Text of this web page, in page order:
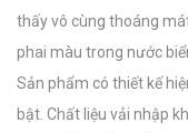
thấy vô cùng thoáng
phai màu trong nước
Sản phẩm có thiết kế
bật. Chất liệu vải nhập